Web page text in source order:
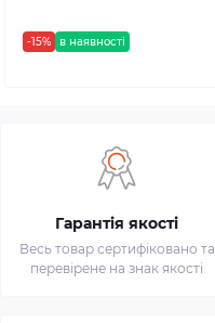
-15% в наявності
Гарантія якості
Весь товар сертифіковано та
перевірене на знак якості